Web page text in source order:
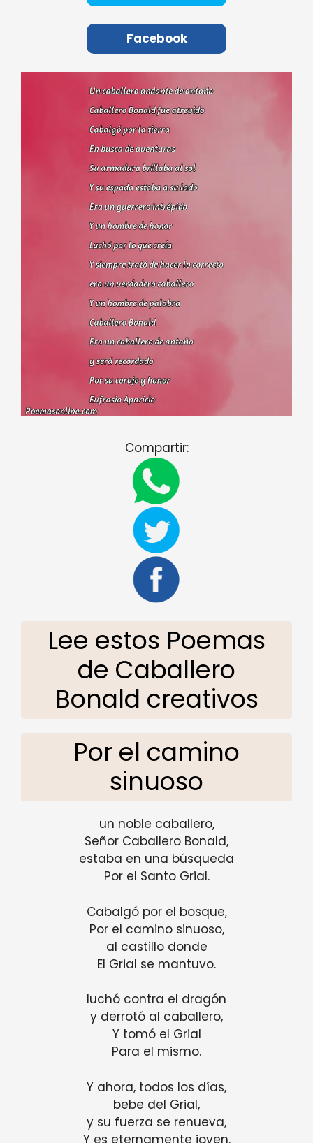
Facebook
Compartir:
Lee estos Poemas
de Caballero
Bonald creativos
Por el camino
sinuoso
un noble caballero,
Señor Caballero Bonald,
estaba en una búsqueda
Por el Santo Grial.
Cabalgó por el bosque,
Por el camino sinuoso,
al castillo donde
El Grial se mantuvo.
luchó contra el dragón
y derrotó al caballero,
Y tomó el Grial
Para el mismo.
Y ahora, todos los días,
bebe del Grial,
y su fuerza se renueva,
Y es eternamente joven.